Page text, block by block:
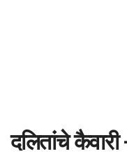
दलितांचे